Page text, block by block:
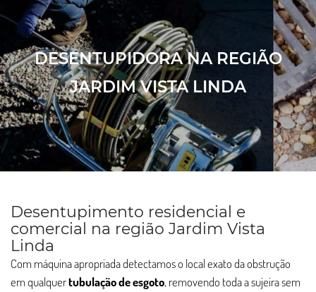
DESENTUPIDORA NA REGIÃO
JARDIM VISTA LINDA
Desentupimento residencial e
comercial na região Jardim Vista
Linda
Com máquina apropriada detectamos o local exato da obstrução
em qualquertubulação de esgoto, removendo toda a sujeira sem